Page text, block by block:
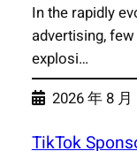
In the rapidly
advertising,
explosi…
2026 年 8 月
TikTok